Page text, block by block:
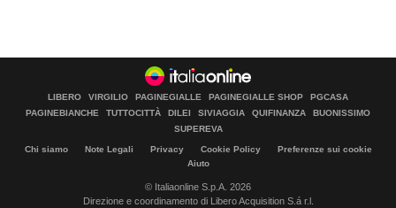
LIBERO VIRGILIO PAGINEGIALLE PAGINEGIALLE SHOP
PGCASA
PAGINEBIANCHE
TUTTOCITTÀ DILEI SIVIAGGIA QUIFINANZA
BUONISSIMO
SUPEREVA
Chi siamo Note Legali Privacy Cookie Policy
Preferenze sui cookie
Aiuto
© Italiaonline S.p.A. 2026
Direzione e coordinamento di Libero Acquisition S.á r.l.